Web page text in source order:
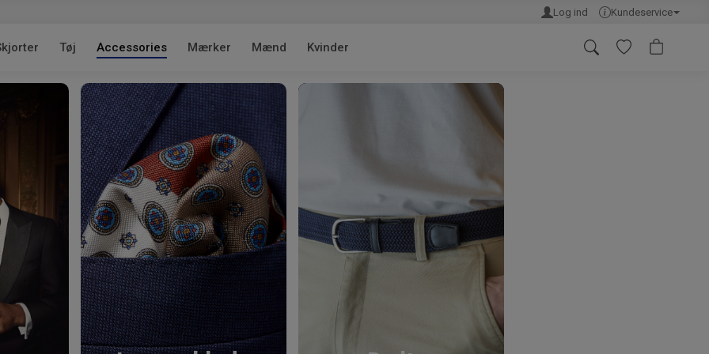
Log ind Kundeservice
Tøj Accessories Mærker Mænd Kvinder